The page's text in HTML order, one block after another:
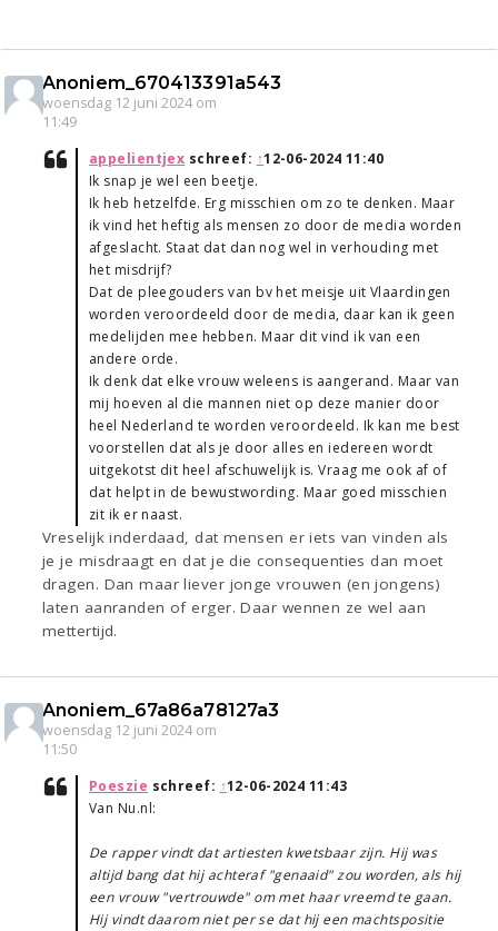
Anoniem_670413391a543
woensdag 12 juni 2024 om
11:49
appelientjex schreef: ↑12-06-2024 11:40
Ik snap je wel een beetje.
Ik heb hetzelfde. Erg misschien om zo te denken. Maar
ik vind het heftig als mensen zo door de media worden
afgeslacht. Staat dat dan nog wel in verhouding met
het misdrijf?
Dat de pleegouders van bv het meisje uit Vlaardingen
worden veroordeeld door de media, daar kan ik geen
medelijden mee hebben. Maar dit vind ik van een
andere orde.
Ik denk dat elke vrouw weleens is aangerand. Maar van
mij hoeven al die mannen niet op deze manier door
heel Nederland te worden veroordeeld. Ik kan me best
voorstellen dat als je door alles en iedereen wordt
uitgekotst dit heel afschuwelijk is. Vraag me ook af of
dat helpt in de bewustwording. Maar goed misschien
zit ik er naast.
Vreselijk inderdaad, dat mensen er iets van vinden als
je je misdraagt en dat je die consequenties dan moet
dragen. Dan maar liever jonge vrouwen (en jongens)
laten aanranden of erger. Daar wennen ze wel aan
mettertijd.
Anoniem_67a86a78127a3
woensdag 12 juni 2024 om
11:50
Poeszie schreef: ↑12-06-2024 11:43
Van Nu.nl:
De rapper vindt dat artiesten kwetsbaar zijn. Hij was
altijd bang dat hij achteraf "genaaid" zou worden, als hij
een vrouw "vertrouwde" om met haar vreemd te gaan.
Hij vindt daarom niet per se dat hij een machtspositie